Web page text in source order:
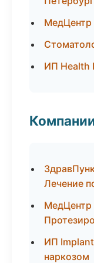
МедЦентр
ИП Health
Лечение
МедЦентр
ИП
наркозом